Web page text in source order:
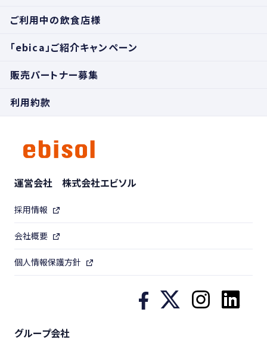
ご利用中の飲食店様
「ebica」ご紹介キャンペーン
販売パートナー募集
利用約款
運営会社 株式会社エビソル
採用情報
会社概要
個人情報保護方針
グループ会社